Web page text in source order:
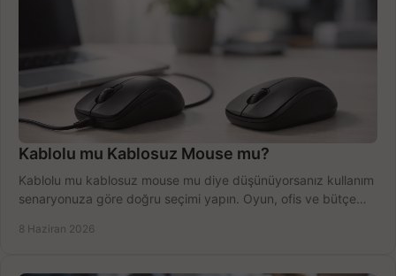
Kablolu mu Kablosuz Mouse mu?
Kablolu mu kablosuz mouse mu diye düşünüyorsanız kullanım
senaryonuza göre doğru seçimi yapın. Oyun, ofis ve bütçe
8 Haziran 2026